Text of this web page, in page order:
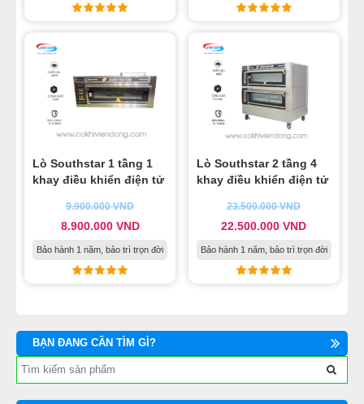
Lò Southstar 1 tầng 1
khay điều khiển điện tử
9.900.000VND
8.900.000 VND
Bảo hành 1 năm, bảo trì trọn đời
Lò Southstar 2 tầng 4
khay điều khiển điện tử
23.500.000VND
22.500.000VND
Bảo hành 1 năm, bảo trì trọn đời
BẠN ĐANG CẦN TÌM GÌ?